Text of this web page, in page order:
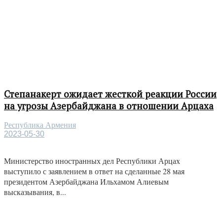
Степанакерт ожидает жесткой реакции России
на угрозы Азербайджана в отношении Арцаха
Республика Армения
2023-05-30
Министерство иностранных дел Республики Арцах
выступило с заявлением в ответ на сделанные 28 мая
президентом Азербайджана Ильхамом Алиевым
высказывания, в...